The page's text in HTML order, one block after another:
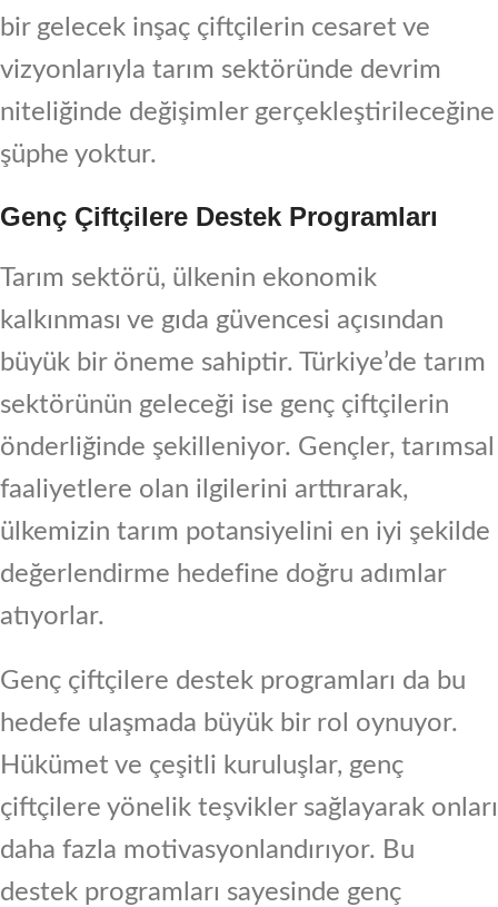
bir gelecek inşaç çiftçilerin cesaret ve
vizyonlarıyla tarım sektöründe devrim
niteliğinde değişimler gerçekleştirileceğine
şüphe yoktur.
Genç Çiftçilere Destek Programları
Tarım sektörü, ülkenin ekonomik
kalkınması ve gıda güvencesi açısından
büyük bir öneme sahiptir. Türkiye’de tarım
sektörünün geleceği ise genç çiftçilerin
önderliğinde şekilleniyor. Gençler, tarımsal
faaliyetlere olan ilgilerini arttırarak,
ülkemizin tarım potansiyelini en iyi şekilde
değerlendirme hedefine doğru adımlar
atıyorlar.
Genç çiftçilere destek programları da bu
hedefe ulaşmada büyük bir rol oynuyor.
Hükümet ve çeşitli kuruluşlar, genç
çiftçilere yönelik teşvikler sağlayarak onları
daha fazla motivasyonlandırıyor. Bu
destek programları sayesinde genç